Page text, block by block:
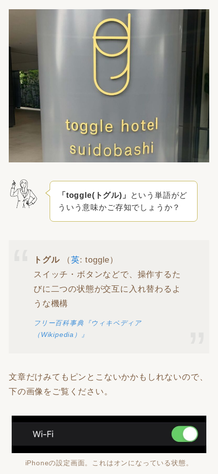
「toggle(トグル)」
という単語がど
ういう意味かご存知でしょうか？
トグル（英: toggle）
スイッチ・ボタンなどで、操作するた
びに二つの状態が交互に入れ替わるよ
うな機構
フリー百科事典『ウィキペディア
（Wikipedia）』
文章だけみてもピンとこないかかもしれないので、
下の画像をご覧ください。
iPhoneの設定画面。これはオンになっている状態。